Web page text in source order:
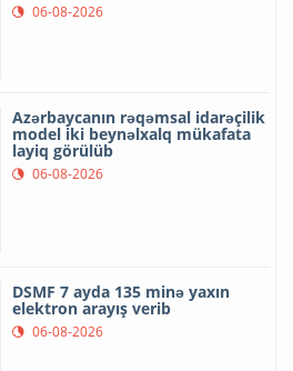
06-08-2026
Azərbaycanın rəqəmsal idarəçilik
model iki beynəlxalq mükafata
layiq görülüb
06-08-2026
DSMF 7 ayda 135 minə yaxın
elektron arayış verib
06-08-2026